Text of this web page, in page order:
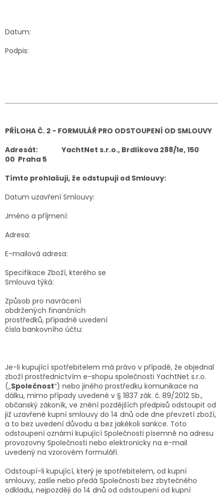
Datum:
Podpis:
PŘÍLOHA Č. 2 - FORMULÁŘ PRO ODSTOUPENÍ OD SMLOUVY
Adresát:
YachtNet s.r.o., Brdlíkova 288/1e, 150
00 Praha 5
Tímto prohlašuji, že odstupuji od Smlouvy:
Datum uzavření Smlouvy:
Jméno a příjmení:
Adresa:
E-mailová adresa:
Specifikace Zboží, kterého se
Smlouva týká:
Způsob pro navrácení
obdržených finančních
prostředků, případně uvedení
čísla bankovního účtu:
Je-li kupující spotřebitelem má právo v případě, že objednal
zboží prostřednictvím e-shopu společnosti YachtNet s.r.o.
(„Společnost“) nebo jiného prostředku komunikace na
dálku, mimo případy uvedené v § 1837 zák. č. 89/2012 Sb.,
občanský zákoník, ve znění pozdějších předpisů odstoupit od
již uzavřené kupní smlouvy do 14 dnů ode dne převzetí zboží,
a to bez uvedení důvodu a bez jakékoli sankce. Toto
odstoupení oznámí kupující Společnosti písemně na adresu
provozovny Společnosti nebo elektronicky na e-mail
uvedený na vzorovém formuláři.
Odstoupí-li kupující, který je spotřebitelem, od kupní
smlouvy, zašle nebo předá Společnosti bez zbytečného
odkladu, nejpozději do 14 dnů od odstoupení od kupní